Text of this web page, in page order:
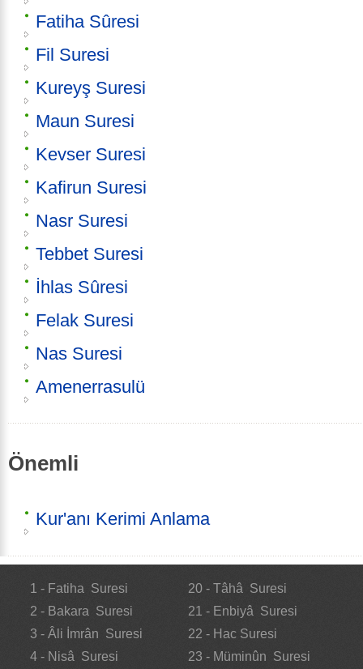
Fatiha Sûresi
Fil Suresi
Kureyş Suresi
Maun Suresi
Kevser Suresi
Kafirun Suresi
Nasr Suresi
Tebbet Suresi
İhlas Sûresi
Felak Suresi
Nas Suresi
Amenerrasulü
Önemli
Kur'anı Kerimi Anlama
1 - Fatiha Suresi
2 - Bakara Suresi
3 - Âli İmrân Suresi
4 - Nisâ Suresi
20 - Tâhâ Suresi
21 - Enbiyâ Suresi
22 - Hac Suresi
23 - Müminûn Suresi